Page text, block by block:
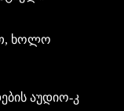
ხოლო
აუდიო-კ